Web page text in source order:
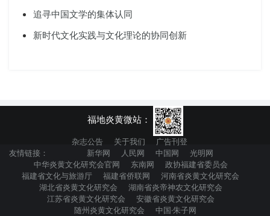
追寻中国文学的集体认同
新时代文化实践与文化理论的协同创新
福地炎黄微站：
杂志公告 关于我们
广告刊登
友情链接：
新华网 人民网 中国网
光明网
中华炎黄文化研究会官网
东南网
政协福建省委员会
福建省文化与旅游厅
福建省侨联网
河南省炎黄文化研究会
湖北省炎黄文化研究会
湖南省炎帝神农文化研究会
江苏省炎黄文化研究会
安徽省炎黄文化研究会
随州炎黄文化研究会
中国·朱子网